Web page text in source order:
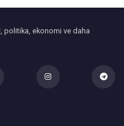
politika, ekonomi ve daha